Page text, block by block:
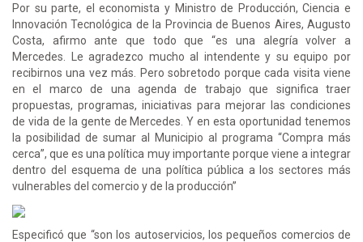
Por su parte, el economista y Ministro de Producción, Ciencia e
Innovación Tecnológica de la Provincia de Buenos Aires, Augusto
Costa, afirmo ante que todo que “es una alegría volver a
Mercedes. Le agradezco mucho al intendente y su equipo por
recibirnos una vez más. Pero sobretodo porque cada visita viene
en el marco de una agenda de trabajo que significa traer
propuestas, programas, iniciativas para mejorar las condiciones
de vida de la gente de Mercedes. Y en esta oportunidad tenemos
la posibilidad de sumar al Municipio al programa “Compra más
cerca”, que es una política muy importante porque viene a integrar
dentro del esquema de una política pública a los sectores más
vulnerables del comercio y de la producción”
Especificó que “son los autoservicios, los pequeños comercios de